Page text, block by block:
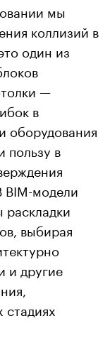
мы
коллизий в
один из
—
в
оборудования
пользу в
BIM-модели
выбирая
и другие
стадиях